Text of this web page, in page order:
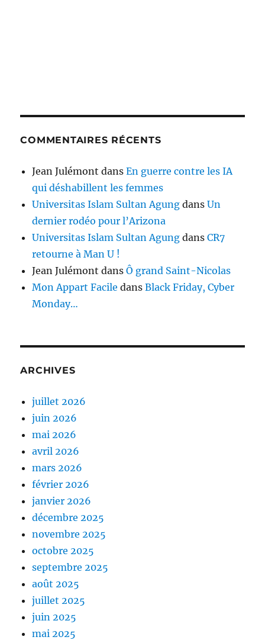
COMMENTAIRES RÉCENTS
Jean Julémont dansEn guerre contre les IA
qui déshabillent les femmes
Universitas Islam Sultan Agung dansUn
dernier rodéo pour l’Arizona
Universitas Islam Sultan Agung dansCR7
retourne à Man U !
Jean Julémont dansÔ grand Saint-Nicolas
Mon Appart Facile dansBlack Friday, Cyber
Monday…
ARCHIVES
juillet 2026
juin 2026
mai 2026
avril 2026
mars 2026
février 2026
janvier 2026
décembre 2025
novembre 2025
octobre 2025
septembre 2025
août 2025
juillet 2025
juin 2025
mai 2025